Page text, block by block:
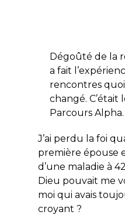
Dégoûté de la
a fait
rencontres
changé. C’était
Parcours Alpha.
J’ai perdu la foi
première épouse
d’une maladie à
Dieu pouvait me
moi qui avais
croyant ?